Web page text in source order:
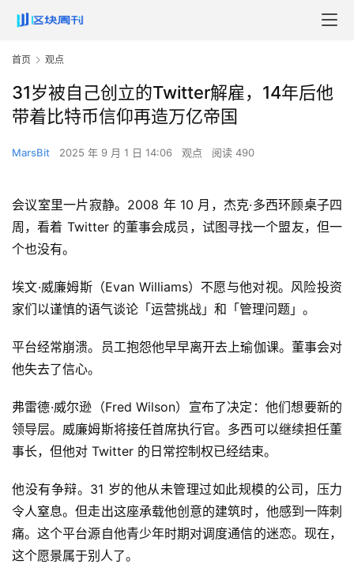
首页 观点
31岁被自己创立的Twitter解雇，14年后他
带着比特币信仰再造万亿帝国
MarsBit 2025 年 9 月 1 日 14:06 观点 阅读 490
会议室里一片寂静。2008 年 10 月，杰克·多西环顾桌子四
周，看着 Twitter 的董事会成员，试图寻找一个盟友，但一
个也没有。
埃文·威廉姆斯（Evan Williams）不愿与他对视。风险投资
家们以谨慎的语气谈论「运营挑战」和「管理问题」。
平台经常崩溃。员工抱怨他早早离开去上瑜伽课。董事会对
他失去了信心。
弗雷德·威尔逊（Fred Wilson）宣布了决定：他们想要新的
领导层。威廉姆斯将接任首席执行官。多西可以继续担任董
事长，但他对 Twitter 的日常控制权已经结束。
他没有争辩。31 岁的他从未管理过如此规模的公司，压力
令人窒息。但走出这座承载他创意的建筑时，他感到一阵刺
痛。这个平台源自他青少年时期对调度通信的迷恋。现在，
这个愿景属于别人了。